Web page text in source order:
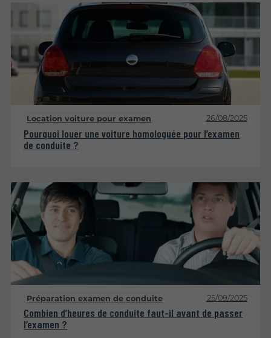
Location voiture pour examen 26/08/2025
Pourquoi louer une voiture homologuée pour l’examen
de conduite ?
Préparation examen de conduite 25/09/2025
Combien d’heures de conduite faut-il avant de passer
l’examen ?